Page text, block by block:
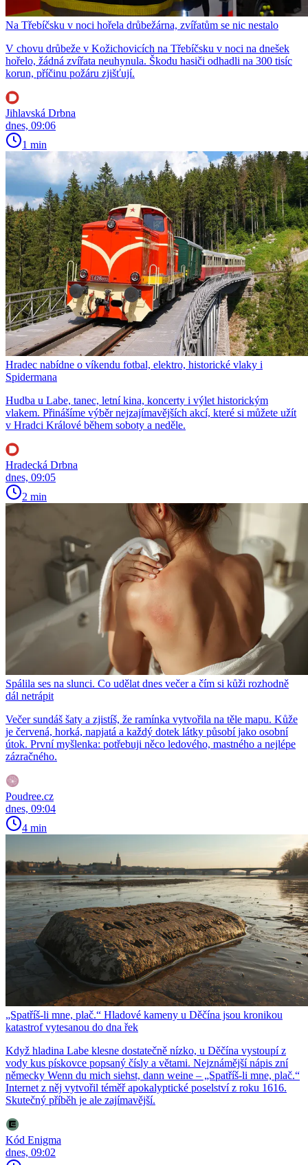
Na Třebíčsku v noci hořela drůbežárna, zvířatům se nic nestalo
V chovu drůbeže v Kožichovicích na Třebíčsku v noci na dnešek
hořelo, žádná zvířata neuhynula. Škodu hasiči odhadli na 300 tisíc
korun, příčinu požáru zjišťují.
Jihlavská Drbna
dnes, 09:06
1 min
Hradec nabídne o víkendu fotbal, elektro, historické vlaky i
Spidermana
Hudba u Labe, tanec, letní kina, koncerty i výlet historickým
vlakem. Přinášíme výběr nejzajímavějších akcí, které si můžete užít
v Hradci Králové během soboty a neděle.
Hradecká Drbna
dnes, 09:05
2 min
Spálila ses na slunci. Co udělat dnes večer a čím si kůži rozhodně
dál netrápit
Večer sundáš šaty a zjistíš, že ramínka vytvořila na těle mapu. Kůže
je červená, horká, napjatá a každý dotek látky působí jako osobní
útok. První myšlenka: potřebuji něco ledového, mastného a nejlépe
zázračného.
Poudree.cz
dnes, 09:04
4 min
„Spatříš-li mne, plač.“ Hladové kameny u Děčína jsou kronikou
katastrof vytesanou do dna řek
Když hladina Labe klesne dostatečně nízko, u Děčína vystoupí z
vody kus pískovce popsaný čísly a větami. Nejznámější nápis zní
německy Wenn du mich siehst, dann weine – „Spatříš-li mne, plač.“
Internet z něj vytvořil téměř apokalyptické poselství z roku 1616.
Skutečný příběh je ale zajímavější.
Kód Enigma
dnes, 09:02